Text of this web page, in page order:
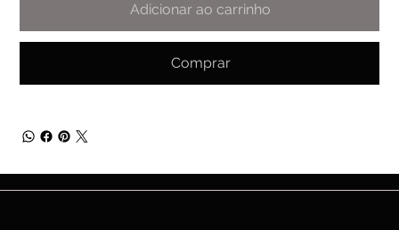
Adicionar ao carrinho
Comprar